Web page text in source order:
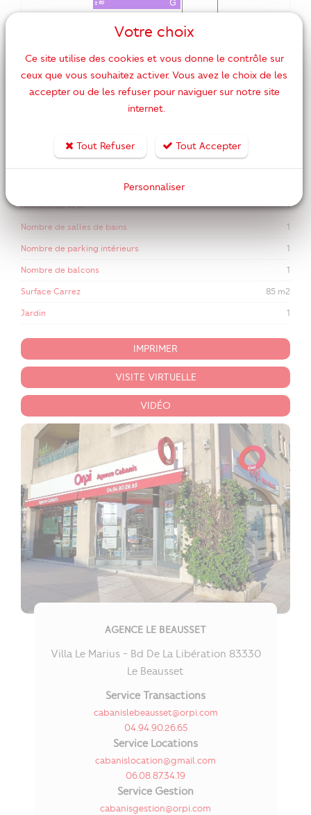
Nombre de pièces 4
Nombre de chambres
Date de libération
Année de construction
Nombre de WC 1
Nombre de salles de bains 1
Nombre de parking intérieurs 1
Nombre de balcons 1
Surface Carrez 85 m2
Jardin 1
IMPRIMER
VISITE VIRTUELLE
VIDÉO
AGENCE LE BEAUSSET
Villa Le Marius - Bd De La Libération 83330
Le Beausset
Service Transactions
cabanislebeausset@orpi.com
04.94.90.26.65
Service Locations
cabanislocation@gmail.com
06.08.87.34.19
Service Gestion
cabanisgestion@orpi.com
Votre choix
Ce site utilise des cookies et vous donne le contrôle sur
ceux que vous souhaitez activer. Vous avez le choix de les
accepter ou de les refuser pour naviguer sur notre site
internet.
Tout Refuser Tout Accepter
Personnaliser